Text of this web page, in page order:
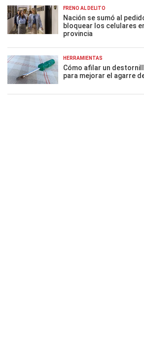
FRENO AL DELITO
Nación se sumó al
bloquear los celulares
provincia
HERRAMIENTAS
Cómo afilar un
para mejorar el agarre